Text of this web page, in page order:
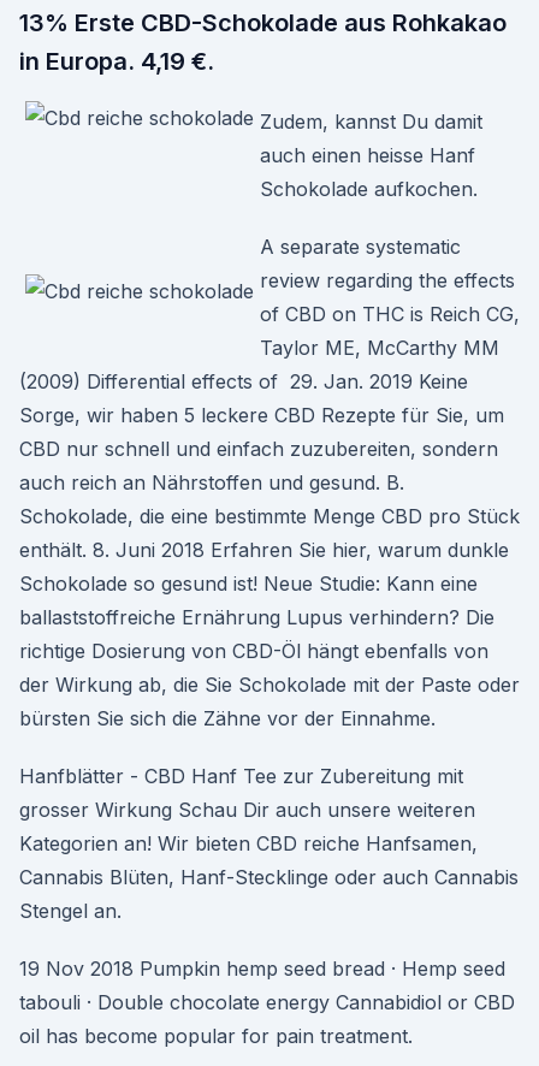
13% Erste CBD-Schokolade aus Rohkakao
in Europa. 4,19 €.
Zudem, kannst Du damit
auch einen heisse Hanf
Schokolade aufkochen.
A separate systematic
review regarding the effects
of CBD on THC is Reich CG,
Taylor ME, McCarthy MM
(2009) Differential effects of 29. Jan. 2019 Keine
Sorge, wir haben 5 leckere CBD Rezepte für Sie, um
CBD nur schnell und einfach zuzubereiten, sondern
auch reich an Nährstoffen und gesund. B.
Schokolade, die eine bestimmte Menge CBD pro Stück
enthält. 8. Juni 2018 Erfahren Sie hier, warum dunkle
Schokolade so gesund ist! Neue Studie: Kann eine
ballaststoffreiche Ernährung Lupus verhindern? Die
richtige Dosierung von CBD-Öl hängt ebenfalls von
der Wirkung ab, die Sie Schokolade mit der Paste oder
bürsten Sie sich die Zähne vor der Einnahme.
Hanfblätter - CBD Hanf Tee zur Zubereitung mit
grosser Wirkung Schau Dir auch unsere weiteren
Kategorien an! Wir bieten CBD reiche Hanfsamen,
Cannabis Blüten, Hanf-Stecklinge oder auch Cannabis
Stengel an.
19 Nov 2018 Pumpkin hemp seed bread · Hemp seed
tabouli · Double chocolate energy Cannabidiol or CBD
oil has become popular for pain treatment.